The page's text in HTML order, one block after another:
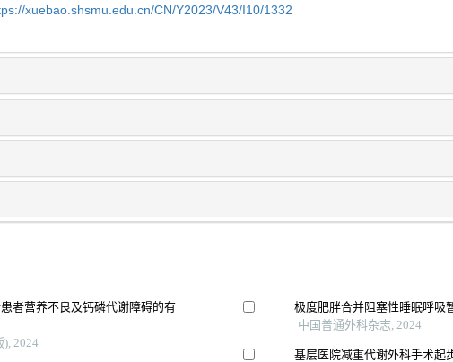
xuebao.shsmu.edu.cn/CN/Y2023/V43/I10/1332
者营养不良及钙磷代谢障碍的有
), 2024
极度肥胖合并阻塞性睡眠呼吸
中国普通外科杂志, 2024
基层医院减重代谢外科手术起